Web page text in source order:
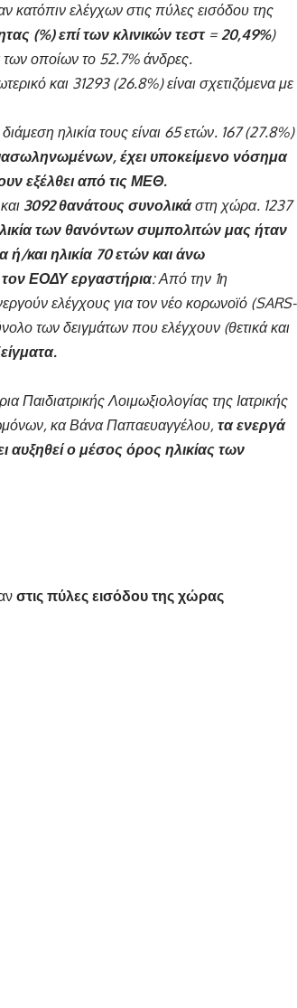
κατόπιν ελέγχων στις πύλες εισόδου της
(%) επί των κλινικών τεστ=20,49%)
των οποίων το 52.7% άνδρες.
και 31293 (26.8%) είναι σχετιζόμενα με
ηλικία τους είναι 65 ετών. 167 (27.8%)
έχει υποκείμενο νόσημα
εξέλθει από τις ΜΕΘ.
και 3092 θανάτους συνολικάστη χώρα. 1237
των θανόντων συμπολιτών μας ήταν
ή/και ηλικία 70 ετών και άνω
τον ΕΟΔΥ εργαστήρια: Από την 1η
ελέγχους για τον νέο κορωνοϊό (SARS-
των δειγμάτων που ελέγχουν (θετικά και
Λοιμωξιολογίας της Ιατρικής
κα Βάνα Παπαευαγγέλου, τα ενεργά
ο μέσος όρος ηλικίας των
στις πύλες εισόδου της χώρας